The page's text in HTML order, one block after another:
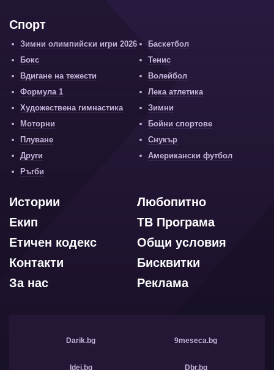
Спорт
Зимни олимпийски игри 2026
Баскетбол
Бокс
Тенис
Вдигане на тежести
Волейбол
Формула 1
Лека атлетика
Художествена гимнастика
Зимни
Моторни
Бойни спортове
Плуване
Снукър
Други
Американски футбол
Ръгби
Любопитно
Истории
ТВ Програма
Екип
Общи условия
Етичен кодекс
Бисквитки
Контакти
Реклама
За нас
Darik.bg 9meseca.bg
Idei.bg Dbr.bg